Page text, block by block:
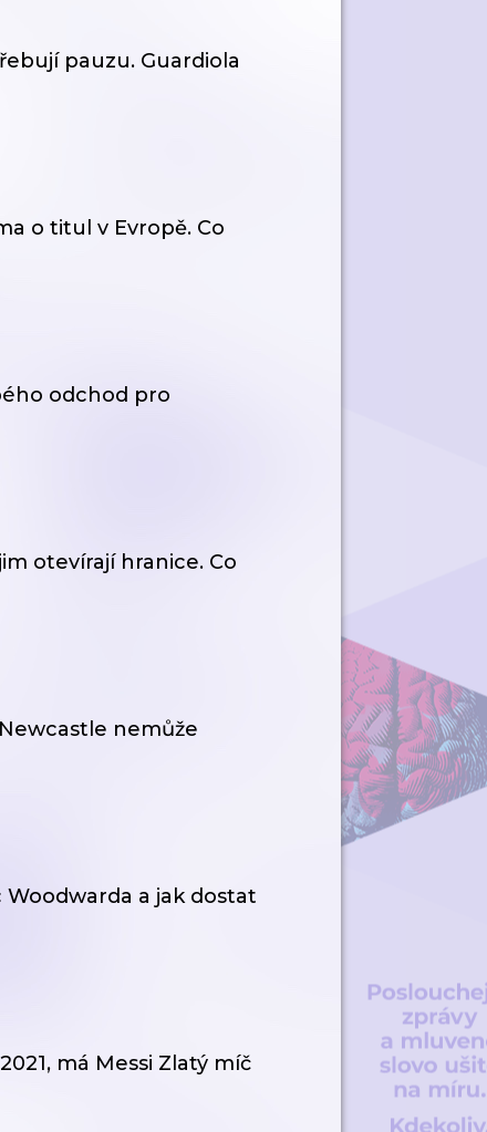
pauzu. Guardiola
o titul v Evropě. Co
odchod pro
otevírají hranice. Co
nemůže
a jak dostat
má Messi Zlatý míč